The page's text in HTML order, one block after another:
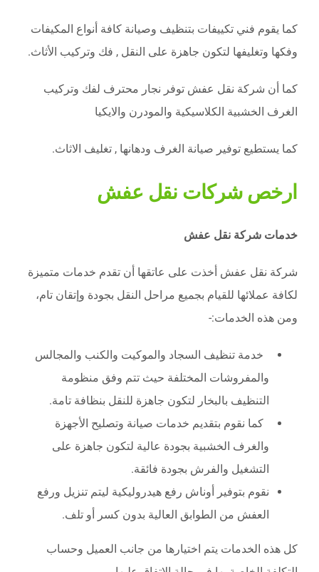
كما يقوم فني تكييفات بتنظيف وصيانة كافة أنواع المكيفات
وفكها وتغليفها لتكون جاهزة على النقل , فك وتركيب الأثاث.
كما أن شركة نقل عفش توفر نجار محترف لفك وتركيب
الغرف الخشبية الكلاسيكية والمودرن والايكيا
كما يستطيع توفير صيانة الغرف ودهانها , تغليف الاثاث.
ارخص شركات نقل عفش
خدمات شركة نقل عفش
شركة نقل عفش أخذت على عاتقها أن تقدم خدمات متميزة
لكافة عملائها للقيام بجميع مراحل النقل بجودة وإتقان تام،
ومن هذه الخدمات:-
خدمة تنظيف السجاد والموكيت والكنب والمجالس
والمفروشات المختلفة حيث تتم وفق منظومة
التنظيف بالبخار لتكون جاهزة للنقل بنظافة تامة.
كما نقوم بتقديم خدمات صيانة وتصليح الأجهزة
والغرف الخشبية بجودة عالية لتكون جاهزة على
التشغيل والفرش بجودة فائقة.
نقوم بتوفير أوناش رفع هيدروليكية ليتم تنزيل ورفع
العفش من الطوابق العالية بدون كسر أو تلف.
كل هذه الخدمات يتم اختيارها من جانب العميل وحساب